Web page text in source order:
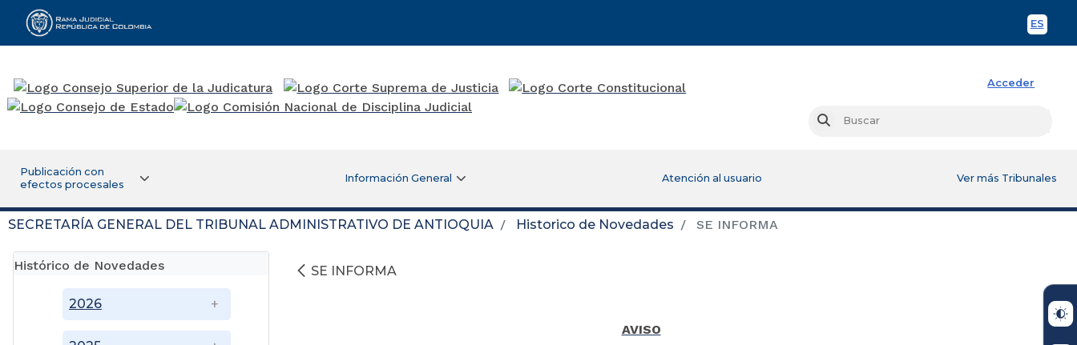
ES
Rama Judicial
Acceder
Buscar
Publicación con
efectos procesales
Información General Atención al usuario Ver más Tribunales
SECRETARÍA GENERAL DEL TRIBUNAL ADMINISTRATIVO DE ANTIOQUIA Historico de Novedades SE INFORMA
Histórico de Novedades
2026
SE INFORMA
AVISO